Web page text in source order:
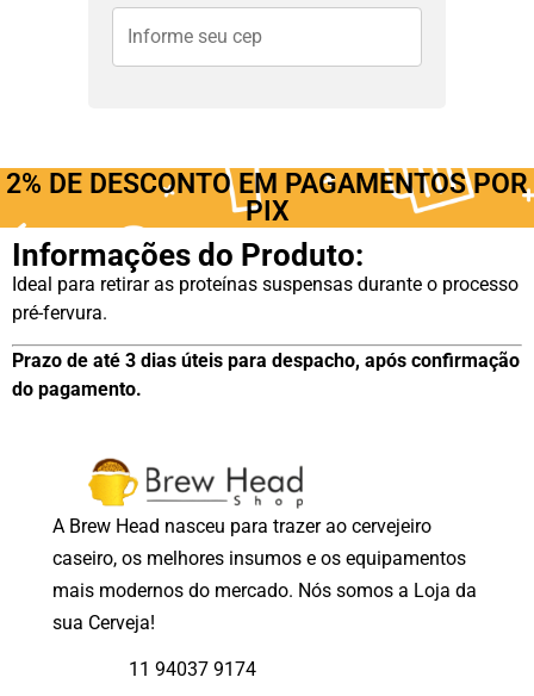
2% DE DESCONTO EM PAGAMENTOS POR
PIX
Informações do Produto:
Ideal para retirar as proteínas suspensas durante o processo
pré-fervura.
Prazo de até 3 dias úteis para despacho, após confirmação
do pagamento.
A Brew Head nasceu para trazer ao cervejeiro
caseiro, os melhores insumos e os equipamentos
mais modernos do mercado. Nós somos a Loja da
sua Cerveja!
11 94037 9174